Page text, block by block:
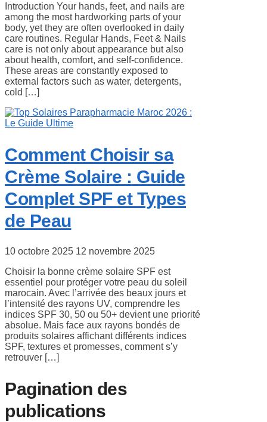
Introduction Your hands, feet, and nails are
among the most hardworking parts of your
body, yet they are often overlooked in daily
care routines. Regular Hands, Feet & Nails
care is not only about appearance but also
about health, comfort, and self-confidence.
These areas are constantly exposed to
external factors such as water, detergents,
cold […]
Comment Choisir sa
Crème Solaire : Guide
Complet SPF et Types
de Peau
10 octobre 2025 12 novembre 2025
Choisir la bonne crème solaire SPF est
essentiel pour protéger votre peau du soleil
marocain. Avec l’arrivée des beaux jours et
l’intensité des rayons UV, comprendre les
indices SPF 30, 50 ou 50+ devient une priorité
absolue. Mais face aux rayons bondés de
produits solaires affichant différents indices
SPF, textures et promesses, comment s’y
retrouver […]
Pagination des
publications